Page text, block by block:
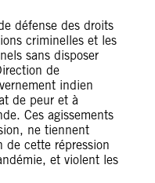
défense des droits
criminelles et les
sans disposer
de
indien
de peur et à
Ces agissements
ne tiennent
cette répression
et violent les